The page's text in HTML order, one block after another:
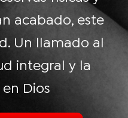
acabado, este
Un llamado al
integral y la
Dios